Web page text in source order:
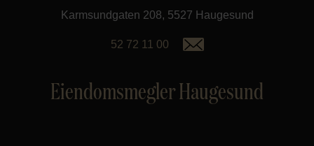
Fritidseiendom
Karmsundgaten 208, 5527 Haugesund
52 72 11 00
Eiendomsmegler Haugesund